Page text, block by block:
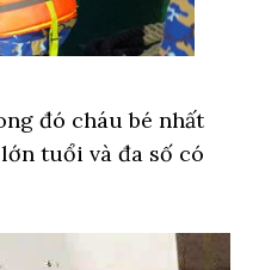
đó cháu bé nhất
tuổi và đa số có